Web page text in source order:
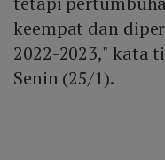
keempat dan
2022-2023," kata
Senin (25/1).